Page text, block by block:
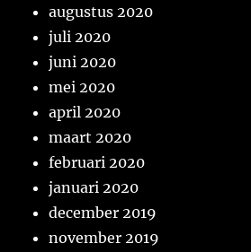
augustus 2020
juli 2020
juni 2020
mei 2020
april 2020
maart 2020
februari 2020
januari 2020
december 2019
november 2019